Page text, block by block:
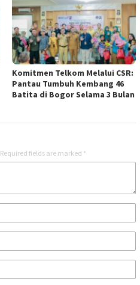
Komitmen Telkom Melalui CSR:
Pantau Tumbuh Kembang 46
Batita di Bogor Selama 3 Bulan
Required fields are marked *